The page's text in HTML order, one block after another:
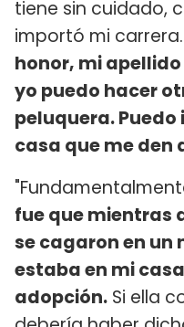
tiene sin cuidado,
importó mi carrera.
honor, mi
yo puedo hacer
peluquera. Puedo
casa que me den
fue que mientras
se cagaron en un
estaba en mi
adopción. Si ella